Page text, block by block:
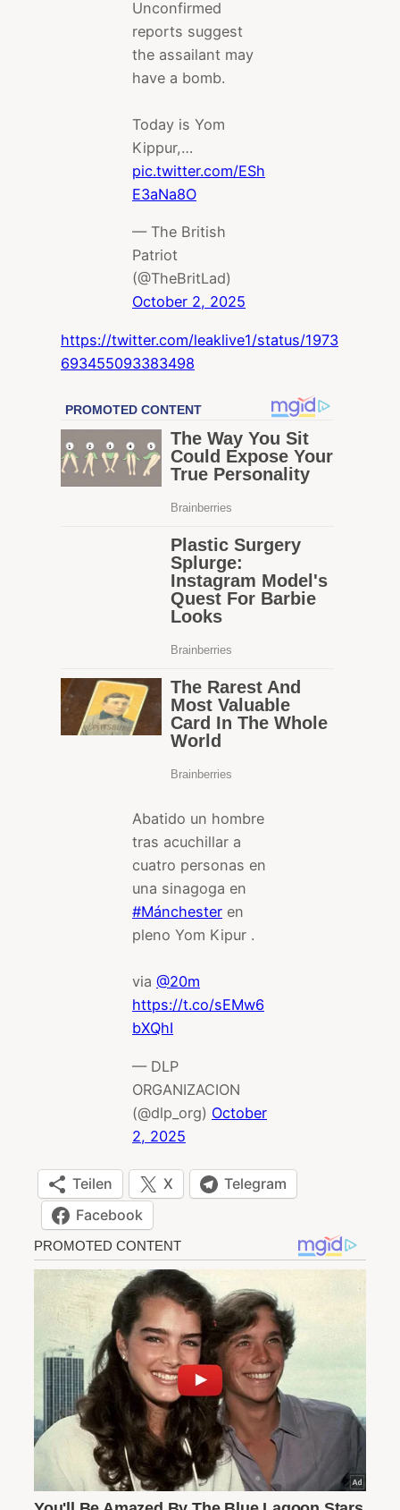
Unconfirmed
reports suggest
the assailant may
have a bomb.
Today is Yom
Kippur,…
pic.twitter.com/ESh
E3aNa8O
— The British
Patriot
(@TheBritLad)
October 2, 2025
https://twitter.com/leaklive1/status/1973
693455093383498
Abatido un hombre
tras acuchillar a
cuatro personas en
una sinagoga en
#Mánchester en
pleno Yom Kipur .
via @20m
https://t.co/sEMw6
bXQhI
— DLP
ORGANIZACION
(@dlp_org) October
2, 2025
Teilen X
Telegram
Facebook